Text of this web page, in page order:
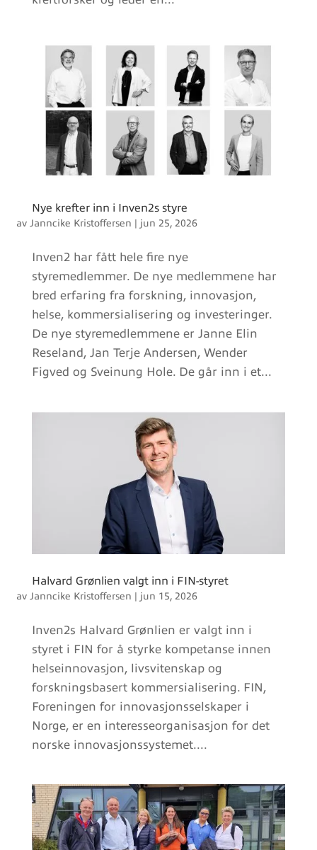
Nye krefter inn i Inven2s styre
av Janncike Kristoffersen jun 25, 2026
Inven2 har fått hele fire nye
styremedlemmer. De nye medlemmene har
bred erfaring fra forskning, innovasjon,
helse, kommersialisering og investeringer.
De nye styremedlemmene er Janne Elin
Reseland, Jan Terje Andersen, Wender
Figved og Sveinung Hole. De går inn i et...
Halvard Grønlien valgt inn i FIN-styret
av Janncike Kristoffersen jun 15, 2026
Inven2s Halvard Grønlien er valgt inn i
styret i FIN for å styrke kompetanse innen
helseinnovasjon, livsvitenskap og
forskningsbasert kommersialisering. FIN,
Foreningen for innovasjonsselskaper i
Norge, er en interesseorganisasjon for det
norske innovasjonssystemet....